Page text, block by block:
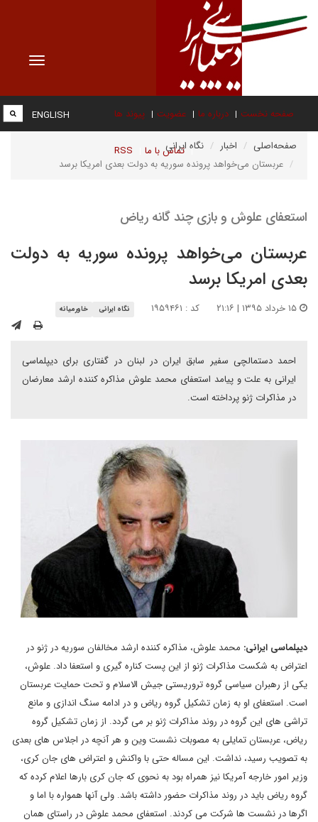
Toggle
صفحه نخست درباره ما عضویت پیوند ها
تماس با ما RSS
ENGLISH
صفحه‌اصلی اخبار
نگاه ایرانی
عربستان می‌خواهد پرونده سوریه به دولت بعدی امریکا برسد
استعفای علوش و بازی چند گانه ریاض
عربستان می‌خواهد پرونده سوریه به دولت
بعدی امریکا برسد
کد : ۱۹۵۹۴۶۱ نگاه ایرانی خاورمیانه
احمد دستمالچی سفیر سابق ایران در لبنان در گفتاری برای دیپلماسی
ایرانی به علت و پیامد استعفای محمد علوش مذاکره کننده ارشد معارضان
در مذاکرات ژنو پرداخته است.
دیپلماسی ایرانی: محمد علوش، مذاکره کننده ارشد مخالفان سوریه در ژنو در
اعتراض به شکست مذاکرات ژنو از این پست کناره گیری و استعفا داد. علوش،
یکی از رهبران سیاسی گروه تروریستی جیش الاسلام و تحت حمایت عربستان
است. استعفای او به زمان تشکیل گروه ریاض و در ادامه سنگ اندازی و مانع
تراشی های این گروه در روند مذاکرات ژنو بر می گردد. از زمان تشکیل گروه
ریاض، عربستان تمایلی به مصوبات نشست وین و هر آنچه در اجلاس های بعدی
به تصویب رسید، نداشت. این مساله حتی با واکنش و اعتراض های جان کری،
وزیر امور خارجه آمریکا نیز همراه بود به نحوی که جان کری بارها اعلام کرده که
گروه ریاض باید در روند مذاکرات حضور داشته باشد. ولی آنها همواره با اما و
اگرها در نشست ها شرکت می کردند. استعفای محمد علوش در راستای همان